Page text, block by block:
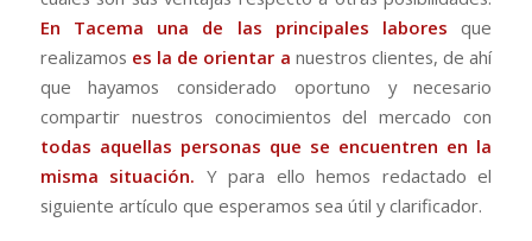
En Tacema una de las principales labores que
realizamos es la de orientar a nuestros clientes, de ahí
que hayamos considerado oportuno y necesario
compartir nuestros conocimientos del mercado con
todas aquellas personas que se encuentren en la
misma situación. Y para ello hemos redactado el
siguiente artículo que esperamos sea útil y clarificador.